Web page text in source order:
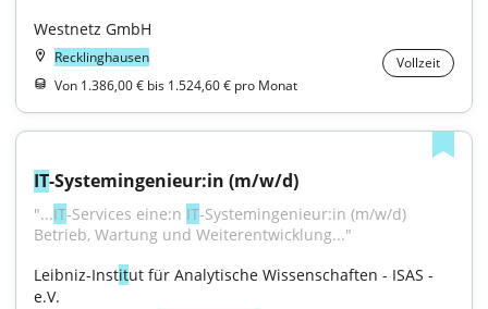
Westnetz GmbH
Recklinghausen
Vollzeit
Von 1.386,00 € bis 1.524,60 € pro Monat
IT-Systemingenieur:in (m/w/d)
"...IT-Services eine:n IT-Systemingenieur:in (m/w/d)
Betrieb, Wartung und Weiterentwicklung..."
Leibniz-Institut für Analytische Wissenschaften - ISAS -
e.V.